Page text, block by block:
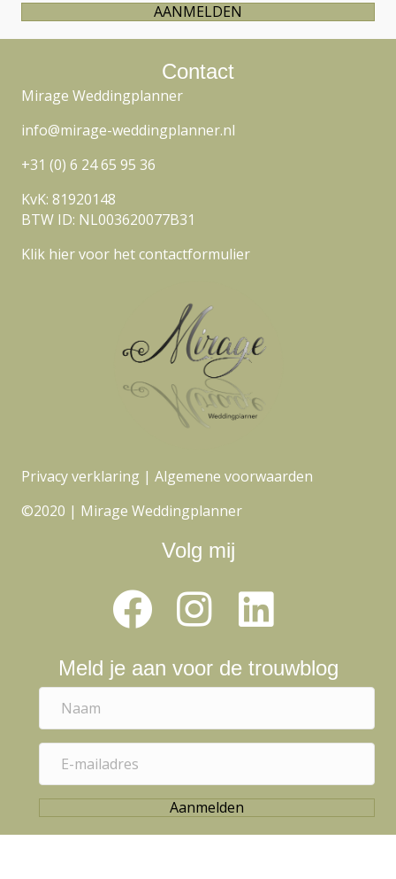
a
i
d
e
s
AANMELDEN
Contact
Mirage Weddingplanner
info@mirage-weddingplanner.nl
+31 (0) 6 24 65 95 36
KvK: 81920148
BTW ID: NL003620077B31
Klik hier voor het contactformulier
Privacy verklaring | Algemene voorwaarden
©2020 | Mirage Weddingplanner
Volg mij
Meld je aan voor de trouwblog
N
E
a
i
Aanmelden